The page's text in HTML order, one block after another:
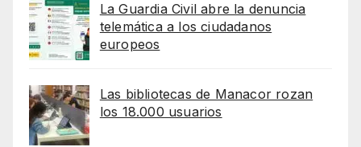
La Guardia Civil abre la denuncia
telemática a los ciudadanos
europeos
Las bibliotecas de Manacor rozan
los 18.000 usuarios